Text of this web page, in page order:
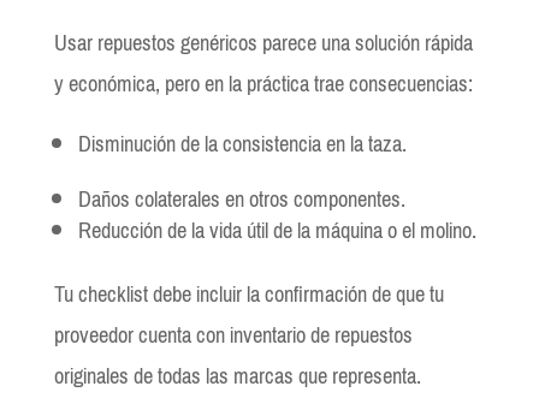
Usar repuestos genéricos parece una solución rápida
y económica, pero en la práctica trae consecuencias:
Disminución de la consistencia en la taza.
Daños colaterales en otros componentes.
Reducción de la vida útil de la máquina o el molino.
Tu checklist debe incluir la confirmación de que tu
proveedor cuenta con inventario de repuestos
originales de todas las marcas que representa.